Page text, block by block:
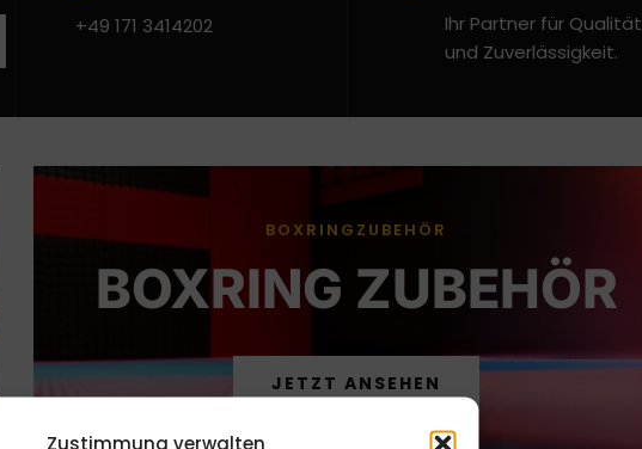
Zustimmung verwalten
+49 171 3414202
Ihr Partner für Qualität
und Zuverlässigkeit.
BOXRINGZUBEHÖR
BOXRING ZUBEHÖR
JETZT ANSEHEN